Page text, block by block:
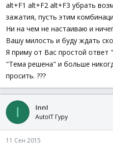
alt+F1 alt+F2 alt+F3 убрать
зажатия, пусть этим
Ни на чем не настаиваю и
Вашу милость и буду ждать
Я приму от Вас простой ответ
"Тема решена" и больше
просить. ???
I InnI
AutoIT Гуру
11 Сен 2015